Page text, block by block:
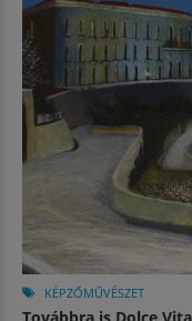
KÉPZŐMŰVÉSZET
Továbbra is Dolce